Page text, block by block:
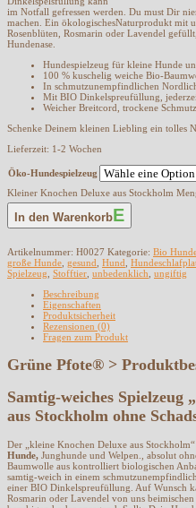
im Notfall gefressen werden. Du must Dir
machen. Ein ökologischesNaturprodukt mit
Rosenblüten, Rosmarin oder Lavendel
Hundenase.
Hundespielzeug für kleine Hunde
100 % kuschelig weiche Bio-
In schmutzunempfindlichen
Mit BIO Dinkelspreufüllung,
Weicher Breitcord, trockene
Schenke Deinem kleinen Liebling ein tolles
Lieferzeit: 1-2 Wochen
Öko-Hundespielzeug
Kleiner Knochen Deluxe aus Stockholm
In den Warenkorb
Artikelnummer: H0027 Kategorie: Bio
große Hunde gesund Hund
Spielzeug Stofftier unbedenklich ungiftig
Beschreibung
Eigenschaften
Produktsicherheit
Rezensionen (0)
Fragen zum Produkt
Grüne Pfote® >
Samtig-weiches Spielzeug
aus Stockholm ohne
Der „kleine Knochen Deluxe aus
Hunde, Junghunde und Welpen., absolut
Baumwolle aus kontrolliert biologischen
samtig-weich in einem
einer BIO Dinkelspreufüllung. Auf Wunsch
Rosmarin oder Lavendel von uns